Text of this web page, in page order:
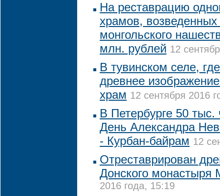
На реставрацию
храмов, возведенных
монгольского
млн. рублей 12
В тувинском селе,
древнее
храм 12 сентября 2016
В Петербурге 50 тыс.
День Александра
- Курбан-байрам 12
Отреставрирован
Донского
2016 года, 15:19